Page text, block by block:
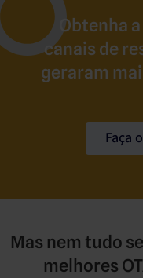
Obtenha
canais de
geraram
Faça
Mas nem tudo
melhores